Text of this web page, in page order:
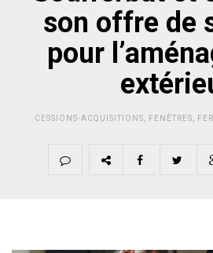
son offre de
pour
CESSIONS-ACQUISITIONS FENÊTRES